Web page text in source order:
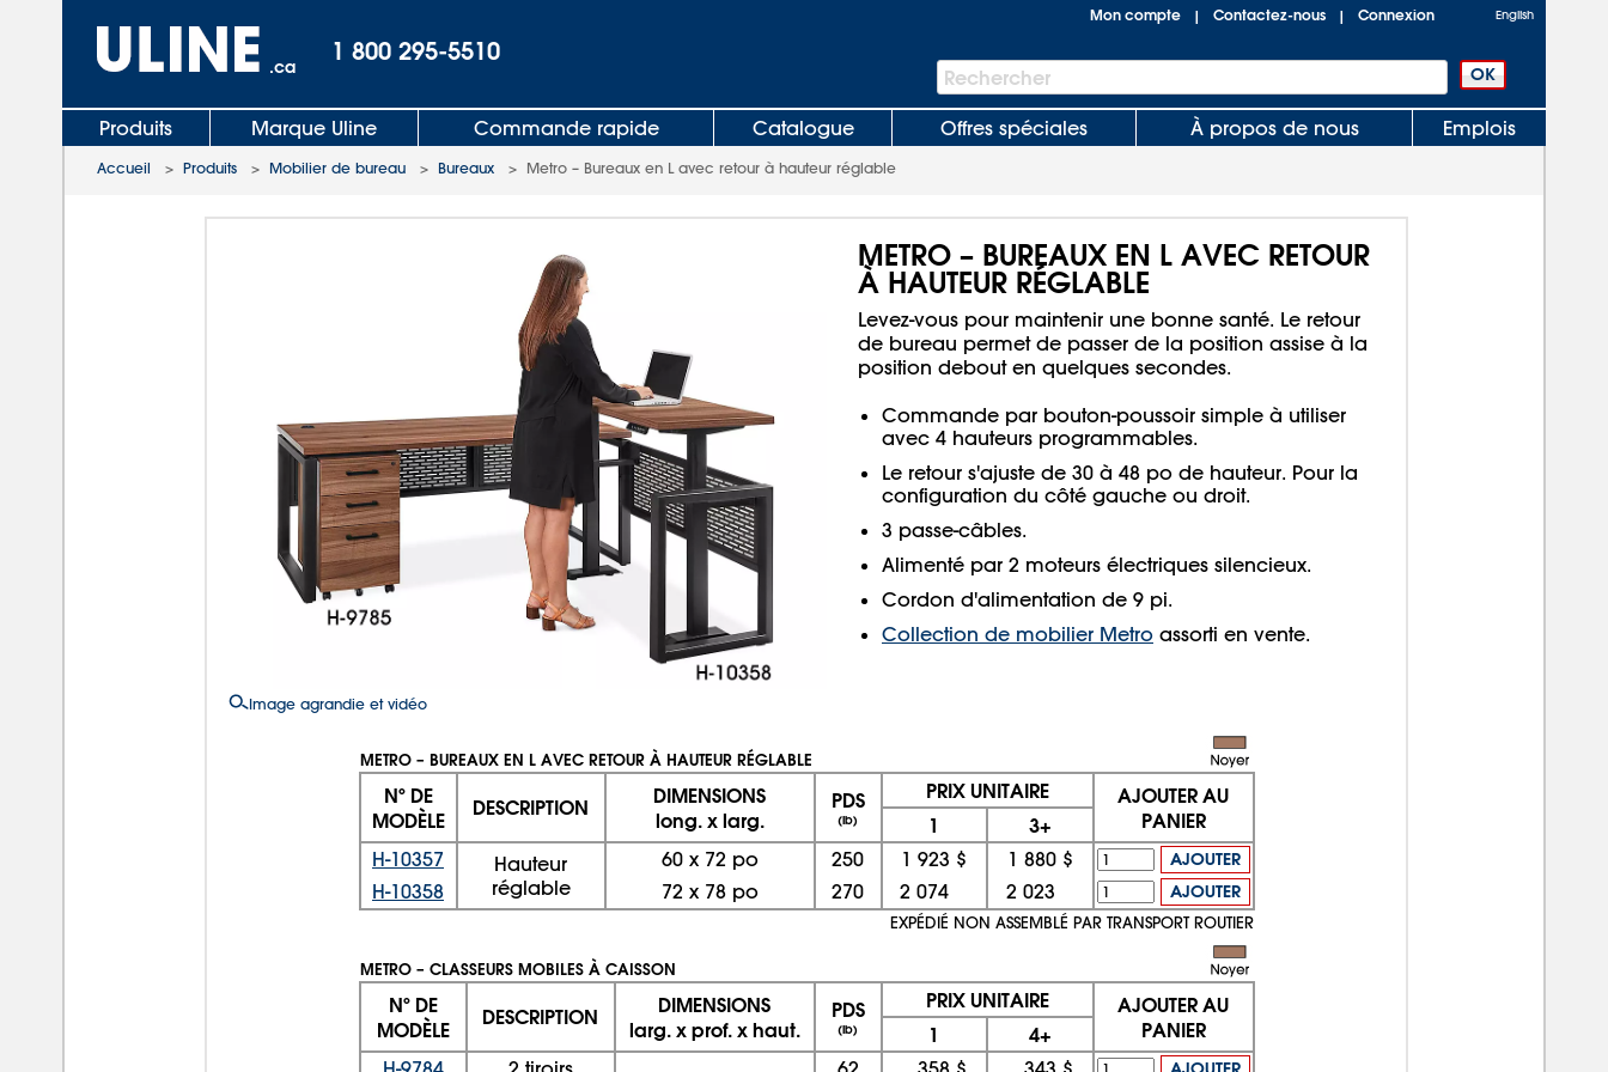
.ca
1 800 295-5510
Mon compte | Contactez-nous | Connexion English
Barre
de
recherche
Rechercher
Produits Marque Uline Commande rapide Catalogue Offres spéciales À propos de nous Emplois
Accueil > Produits > Mobilier de bureau > Bureaux > Metro – Bureaux en L avec retour à hauteur réglable
Image agrandie et vidéo
METRO – BUREAUX EN L AVEC RETOUR
À HAUTEUR RÉGLABLE
Levez-vous pour maintenir une bonne santé. Le retour
de bureau permet de passer de la position assise à la
position debout en quelques secondes.
Commande par bouton-poussoir simple à utiliser
avec 4 hauteurs programmables.
Le retour s'ajuste de 30 à 48 po de hauteur. Pour la
configuration du côté gauche ou droit.
3 passe-câbles.
Alimenté par 2 moteurs électriques silencieux.
Cordon d'alimentation de 9 pi.
Collection de mobilier Metro assorti en vente.
METRO – BUREAUX EN L AVEC RETOUR À HAUTEUR RÉGLABLE
Nº DE
MODÈLE
DESCRIPTION
DIMENSIONS
long. x larg.
PDS
(lb)
PRIX UNITAIRE
AJOUTER AU
PANIER
1 3+
H-10357
Hauteur
réglable
60x 72 po 250 1 923 $ 1 880 $ AJOUTER
H-10358 72 x 78 po 270 2 074 2 023 AJOUTER
EXPÉDIÉ NON ASSEMBLÉ PAR TRANSPORT ROUTIER
METRO – CLASSEURS MOBILES À CAISSON
Nº DE
MODÈLE
DESCRIPTION
DIMENSIONS
larg. x prof. x haut.
PDS
(lb)
PRIX UNITAIRE
AJOUTER AU
PANIER
1 4+